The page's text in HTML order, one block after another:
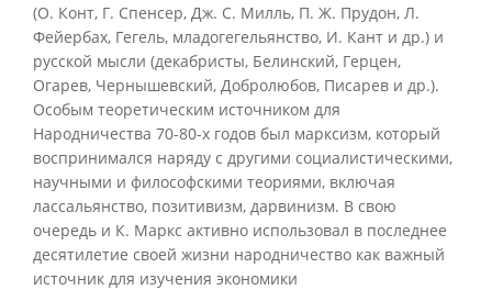
(О. Конт, Г. Спенсер, Дж. С. Милль, П. Ж. Прудон, Л.
Фейербах, Гегель, младогегельянство, И. Кант и др.) и
русской мысли (декабристы, Белинский, Герцен,
Огарев, Чернышевский, Добролюбов, Писарев и др.).
Особым теоретическим источником для
Народничества 70-80-х годов был марксизм, который
воспринимался наряду с другими социалистическими,
научными и философскими теориями, включая
лассальянство, позитивизм, дарвинизм. В свою
очередь и К. Маркс активно использовал в последнее
десятилетие своей жизни народничество как важный
источник для изучения экономики